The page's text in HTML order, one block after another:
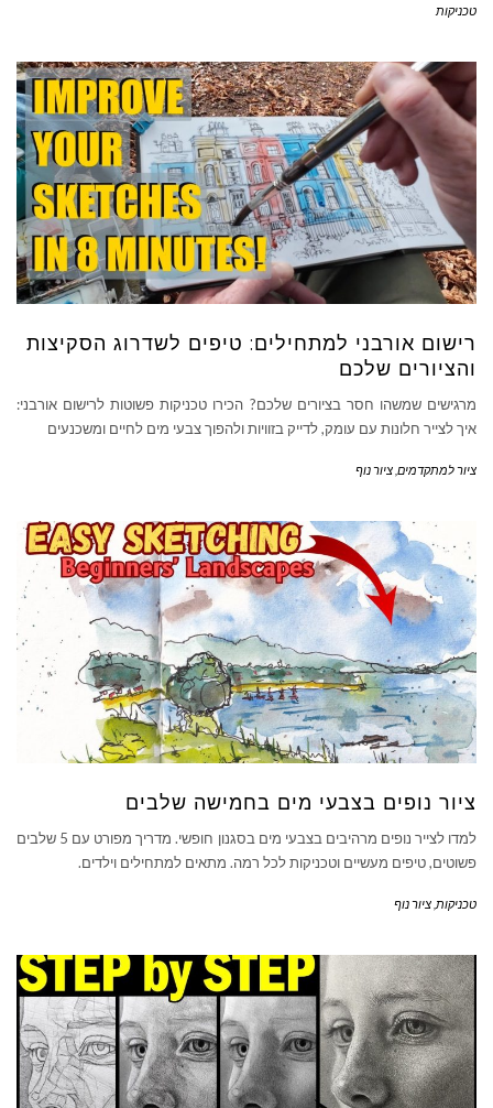
טכניקות
רישום אורבני למתחילים: טיפים לשדרוג הסקיצות
והציורים שלכם
מרגישים שמשהו חסר בציורים שלכם? הכירו טכניקות פשוטות לרישום אורבני:
איך לצייר חלונות עם עומק, לדייק בזוויות ולהפוך צבעי מים לחיים ומשכנעים
ציור למתקדמים ציור נוף
ציור נופים בצבעי מים בחמישה שלבים
למדו לצייר נופים מרהיבים בצבעי מים בסגנון חופשי. מדריך מפורט עם 5 שלבים
פשוטים, טיפים מעשיים וטכניקות לכל רמה. מתאים למתחילים וילדים.
טכניקות ציור נוף